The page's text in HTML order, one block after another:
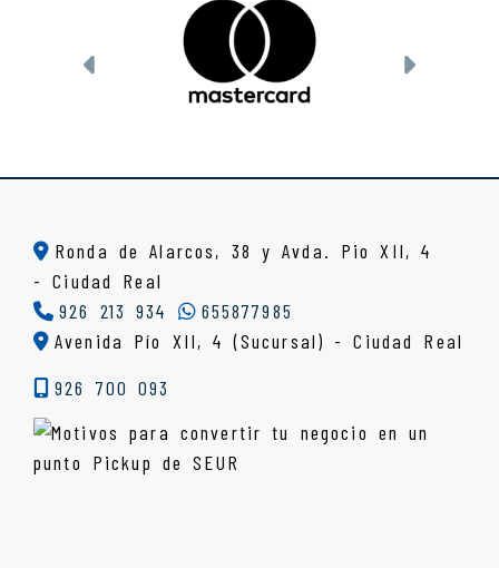
Anterior
Ronda de Alarcos, 38 y Avda. Pio XII, 4
-Ciudad Real
926 213 934
655877985
Avenida Pío XII, 4 (Sucursal) - Ciudad Real
926 700 093